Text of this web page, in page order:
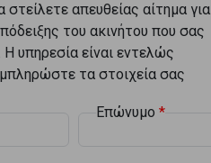
στείλετε απευθείας αίτημα για
του ακινήτου που σας
Η υπηρεσία είναι εντελώς
τα στοιχεία σας
Επώνυμο